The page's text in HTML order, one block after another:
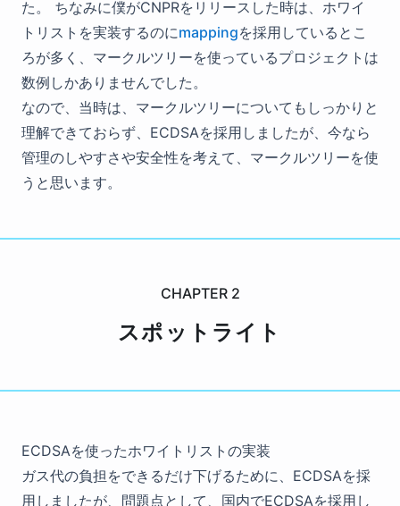
た。 ちなみに僕がCNPRをリリースした時は、ホワイ
トリストを実装するのにmappingを採用しているとこ
ろが多く、マークルツリーを使っているプロジェクトは
数例しかありませんでした。
なので、当時は、マークルツリーについてもしっかりと
理解できておらず、ECDSAを採用しましたが、今なら
管理のしやすさや安全性を考えて、マークルツリーを使
うと思います。
CHAPTER 2
スポットライト
ECDSAを使ったホワイトリストの実装
ガス代の負担をできるだけ下げるために、ECDSAを採
用しましたが、問題点として、国内でECDSAを採用し